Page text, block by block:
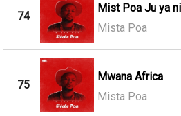
74
Mist Poa Ju ya
Mista Poa
75
Mwana Africa
Mista Poa